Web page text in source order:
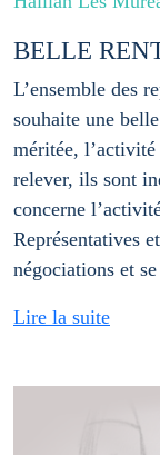
BELLE
L’ensemble des
souhaite une
méritée,
relever, ils sont
concerne
Représentatives
négociations et
Lire la suite